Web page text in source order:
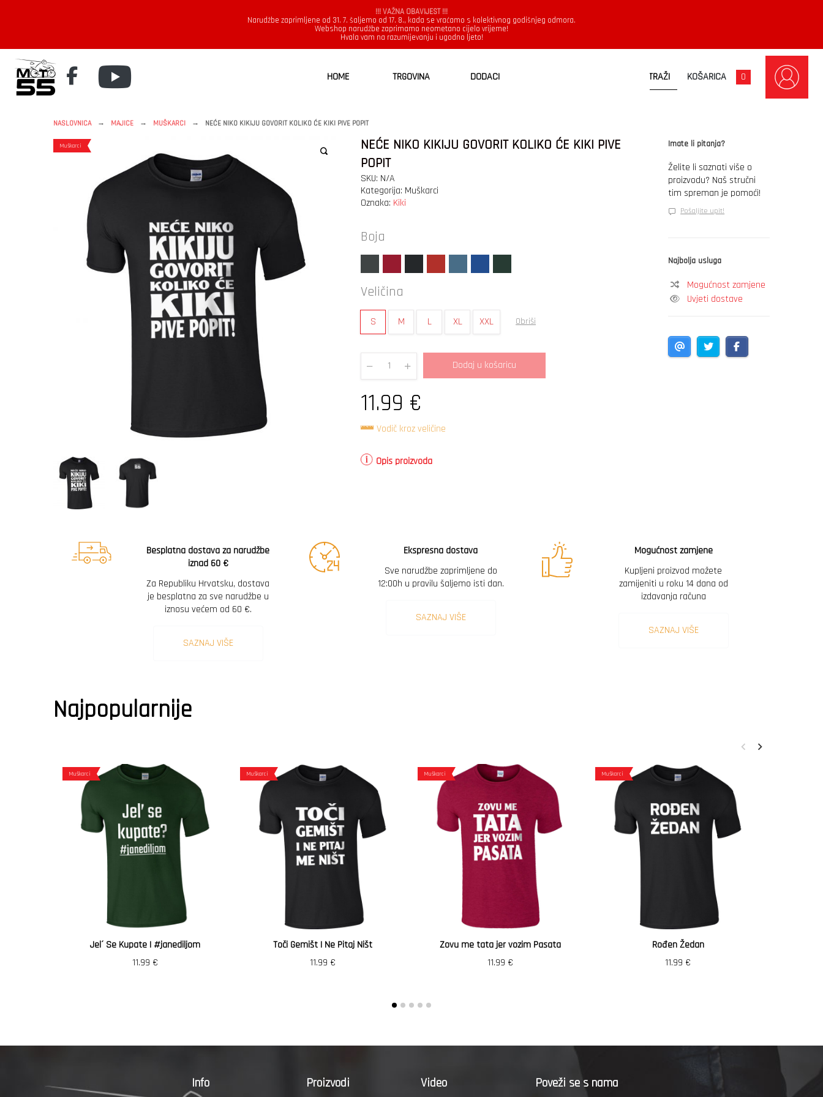
!!! VAŽNA OBAVIJEST !!!
Narudžbe zaprimljene od 31. 7. šaljemo od 17. 8., kada se vraćamo s kolektivnog godišnjeg odmora.
Webshop narudžbe zaprimamo neometano cijelo vrijeme!
Hvala vam na razumijevanju i ugodno ljeto!
HOME TRGOVINA DODACI KOŠARICA 0
NASLOVNICA → MAJICE → MUŠKARCI → NEĆE NIKO KIKIJU GOVORIT KOLIKO ĆE KIKI PIVE POPIT
Muškarci
NEĆE NIKO KIKIJU GOVORIT KOLIKO ĆE KIKI PIVE
POPIT
SKU: N/A
Kategorija: Muškarci
Oznaka: Kiki
Boja
Veličina
S M L XL XXL Obriši
Quantity
Dodaj u košaricu
11.99 €
Vodič kroz veličine
Opis proizvoda
Imate li pitanja?
Želite li saznati više o
proizvodu? Naš stručni
tim spreman je pomoći!
Pošaljite upit!
Najbolja usluga
Mogućnost zamjene
Uvjeti dostave
Besplatna dostava za narudžbe
iznad 60 €
Za Republiku Hrvatsku, dostava
je besplatna za sve narudžbe u
iznosu većem od 60 €.
SAZNAJ VIŠE
Ekspresna dostava
Sve narudžbe zaprimljene do
12:00h u pravilu šaljemo isti dan.
SAZNAJ VIŠE
Mogućnost zamjene
Kupljeni proizvod možete
zamijeniti u roku 14 dana od
izdavanja računa
SAZNAJ VIŠE
Najpopularnije
Muškarci
Jel´ Se Kupate | #janediljom
11.99 €
Muškarci
Toči Gemišt I Ne Pitaj Ništ
11.99 €
Muškarci
Zovu me tata jer vozim Pasata
11.99 €
Muškarci
Rođen Žedan
11.99 €
Info Proizvodi Video Poveži se s nama